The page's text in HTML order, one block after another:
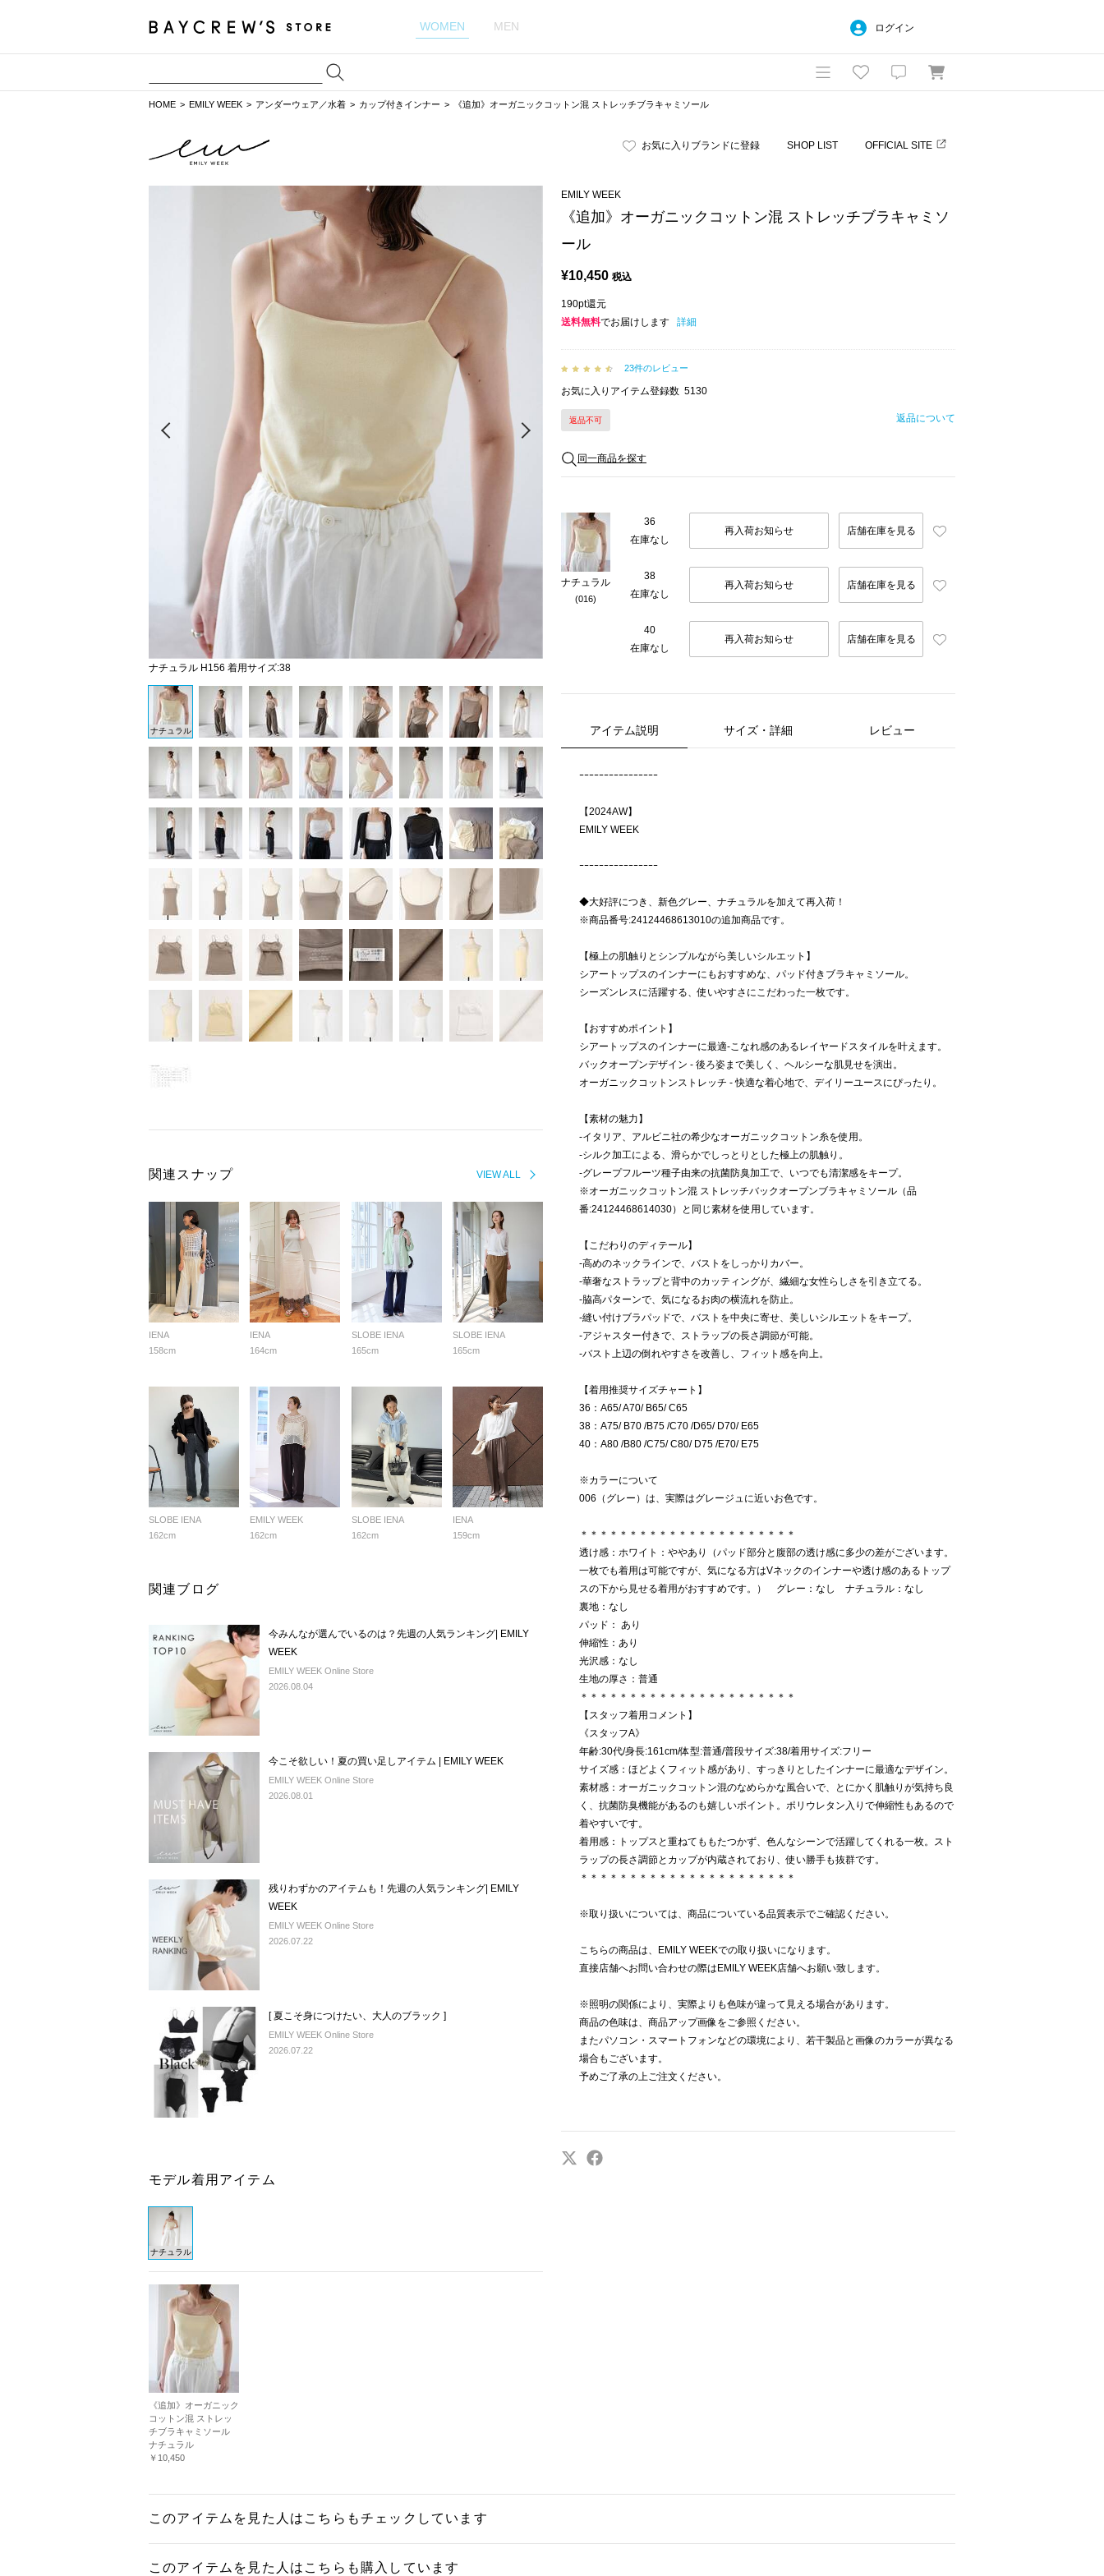
WOMEN MEN ログイン
HOME EMILY WEEK アンダーウェア／水着 カップ付きインナー 《追加》オーガニックコットン混 ストレッチブラキャミソール
お気に入りブランドに登録 SHOP LIST OFFICIAL SITE
ナチュラル H156 着用サイズ:38
ナチュラル
VIEW ALL
関連スナップ
IENA
158cm
IENA
164cm
SLOBE IENA
165cm
SLOBE IENA
165cm
SLOBE IENA
162cm
EMILY WEEK
162cm
SLOBE IENA
162cm
IENA
159cm
関連ブログ
今みんなが選んでいるのは？先週の人気ランキング| EMILY
WEEK
EMILY WEEK Online Store
2026.08.04
今こそ欲しい！夏の買い足しアイテム | EMILY WEEK
EMILY WEEK Online Store
2026.08.01
残りわずかのアイテムも！先週の人気ランキング| EMILY
WEEK
EMILY WEEK Online Store
2026.07.22
[ 夏こそ身につけたい、大人のブラック ]
EMILY WEEK Online Store
2026.07.22
モデル着用アイテム
ナチュラル
《追加》オーガニック
コットン混 ストレッ
チブラキャミソール
ナチュラル
￥10,450
EMILY WEEK
《追加》オーガニックコットン混 ストレッチブラキャミソ
ール
¥10,450 税込
190pt還元
送料無料でお届けします 詳細
23件のレビュー
お気に入りアイテム登録数 5130
返品不可 返品について
同一商品を探す
ナチュラル
(016)
36
在庫なし
再入荷お知らせ 店舗在庫を見る
38
在庫なし
再入荷お知らせ 店舗在庫を見る
40
在庫なし
再入荷お知らせ 店舗在庫を見る
アイテム説明 サイズ・詳細 レビュー
ｰｰｰｰｰｰｰｰｰｰｰｰｰｰｰｰ
【2024AW】
EMILY WEEK
ｰｰｰｰｰｰｰｰｰｰｰｰｰｰｰｰ
◆大好評につき、新色グレー、ナチュラルを加えて再入荷！
※商品番号:24124468613010の追加商品です。
【極上の肌触りとシンプルながら美しいシルエット】
シアートップスのインナーにもおすすめな、パッド付きブラキャミソール。
シーズンレスに活躍する、使いやすさにこだわった一枚です。
【おすすめポイント】
シアートップスのインナーに最適-こなれ感のあるレイヤードスタイルを叶えます。
バックオープンデザイン - 後ろ姿まで美しく、ヘルシーな肌見せを演出。
オーガニックコットンストレッチ - 快適な着心地で、デイリーユースにぴったり。
【素材の魅力】
-イタリア、アルビニ社の希少なオーガニックコットン糸を使用。
-シルク加工による、滑らかでしっとりとした極上の肌触り。
-グレープフルーツ種子由来の抗菌防臭加工で、いつでも清潔感をキープ。
※オーガニックコットン混 ストレッチバックオープンブラキャミソール（品
番:24124468614030）と同じ素材を使用しています。
【こだわりのディテール】
-高めのネックラインで、バストをしっかりカバー。
-華奢なストラップと背中のカッティングが、繊細な女性らしさを引き立てる。
-脇高パターンで、気になるお肉の横流れを防止。
-縫い付けブラパッドで、バストを中央に寄せ、美しいシルエットをキープ。
-アジャスター付きで、ストラップの長さ調節が可能。
-バスト上辺の倒れやすさを改善し、フィット感を向上。
【着用推奨サイズチャート】
36：A65/ A70/ B65/ C65
38：A75/ B70 /B75 /C70 /D65/ D70/ E65
40：A80 /B80 /C75/ C80/ D75 /E70/ E75
※カラーについて
006（グレー）は、実際はグレージュに近いお色です。
＊＊＊＊＊＊＊＊＊＊＊＊＊＊＊＊＊＊＊＊＊＊
透け感：ホワイト：ややあり（パッド部分と腹部の透け感に多少の差がございます。
一枚でも着用は可能ですが、気になる方はVネックのインナーや透け感のあるトップ
スの下から見せる着用がおすすめです。） グレー：なし ナチュラル：なし
裏地：なし
パッド： あり
伸縮性：あり
光沢感：なし
生地の厚さ：普通
＊＊＊＊＊＊＊＊＊＊＊＊＊＊＊＊＊＊＊＊＊＊
【スタッフ着用コメント】
《スタッフA》
年齢:30代/身長:161cm/体型:普通/普段サイズ:38/着用サイズ:フリー
サイズ感：ほどよくフィット感があり、すっきりとしたインナーに最適なデザイン。
素材感：オーガニックコットン混のなめらかな風合いで、とにかく肌触りが気持ち良
く、抗菌防臭機能があるのも嬉しいポイント。ポリウレタン入りで伸縮性もあるので
着やすいです。
着用感：トップスと重ねてももたつかず、色んなシーンで活躍してくれる一枚。スト
ラップの長さ調節とカップが内蔵されており、使い勝手も抜群です。
＊＊＊＊＊＊＊＊＊＊＊＊＊＊＊＊＊＊＊＊＊＊
※取り扱いについては、商品についている品質表示でご確認ください。
こちらの商品は、EMILY WEEKでの取り扱いになります。
直接店舗へお問い合わせの際はEMILY WEEK店舗へお願い致します。
※照明の関係により、実際よりも色味が違って見える場合があります。
商品の色味は、商品アップ画像をご参照ください。
またパソコン・スマートフォンなどの環境により、若干製品と画像のカラーが異なる
場合もございます。
予めご了承の上ご注文ください。
このアイテムを見た人はこちらもチェックしています
このアイテムを見た人はこちらも購入しています